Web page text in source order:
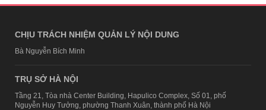
CHỊU TRÁCH NHIỆM QUẢN LÝ NỘI DUNG
Bà Nguyễn Bích Minh
TRỤ SỞ HÀ NỘI
Tầng 21, Tòa nhà Center Building, Hapulico Complex, Số 01, phố
Nguyễn Huy Tưởng, phường Thanh Xuân, thành phố Hà Nội